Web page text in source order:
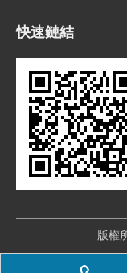
快速鏈結
版權